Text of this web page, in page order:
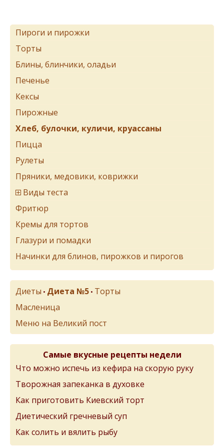
Пироги и пирожки
Торты
Блины, блинчики, оладьи
Печенье
Кексы
Пирожные
Хлеб, булочки, куличи, круассаны
Пицца
Рулеты
Пряники, медовики, коврижки
Виды теста
Фритюр
Кремы для тортов
Глазури и помадки
Начинки для блинов, пирожков и пирогов
Диеты • Диета №5 • Торты
Масленица
Меню на Великий пост
Самые вкусные рецепты недели
Что можно испечь из кефира на скорую руку
Творожная запеканка в духовке
Как приготовить Киевский торт
Диетический гречневый суп
Как солить и вялить рыбу